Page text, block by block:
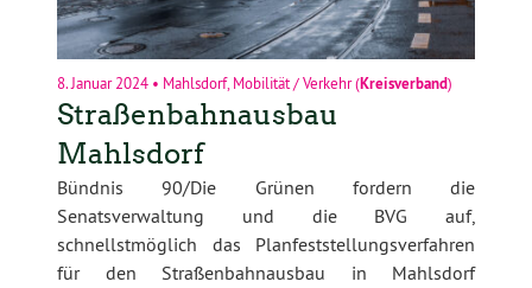
8. Januar 2024 • Mahlsdorf, Mobilität / Verkehr(Kreisverband)
Straßenbahnausbau
Mahlsdorf
Bündnis 90/Die Grünen fordern die
Senatsverwaltung und die BVG auf,
schnellstmöglich das Planfeststellungsverfahren
für den Straßenbahnausbau in Mahlsdorf